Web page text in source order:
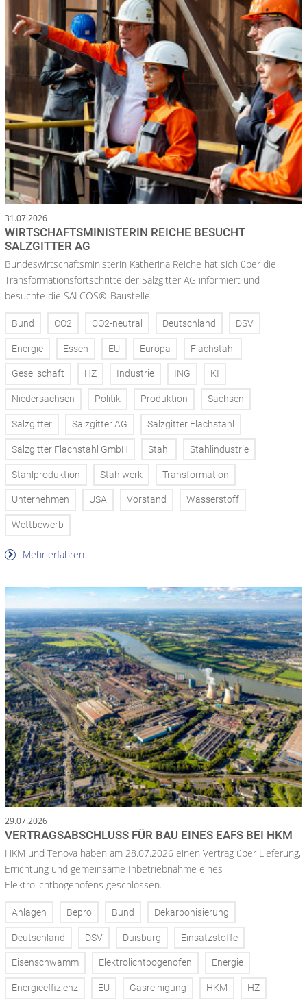
31.07.2026
WIRTSCHAFTSMINISTERIN REICHE BESUCHT
SALZGITTER AG
Bundeswirtschaftsministerin Katherina Reiche hat sich über die
Transformationsfortschritte der Salzgitter AG informiert und
besuchte die SALCOS®-Baustelle.
Bund CO2 CO2-neutral Deutschland DSV
Energie Essen EU Europa Flachstahl
Gesellschaft HZ Industrie ING KI
Niedersachsen Politik Produktion Sachsen
Salzgitter Salzgitter AG Salzgitter Flachstahl
Salzgitter Flachstahl GmbH Stahl Stahlindustrie
Stahlproduktion Stahlwerk Transformation
Unternehmen USA Vorstand Wasserstoff
Wettbewerb
Mehr erfahren
29.07.2026
VERTRAGSABSCHLUSS FÜR BAU EINES EAFS BEI HKM
HKM und Tenova haben am 28.07.2026 einen Vertrag über Lieferung,
Errichtung und gemeinsame Inbetriebnahme eines
Elektrolichtbogenofens geschlossen.
Anlagen Bepro Bund Dekarbonisierung
Deutschland DSV Duisburg Einsatzstoffe
Eisenschwamm Elektrolichtbogenofen Energie
Energieeffizienz EU Gasreinigung HKM HZ